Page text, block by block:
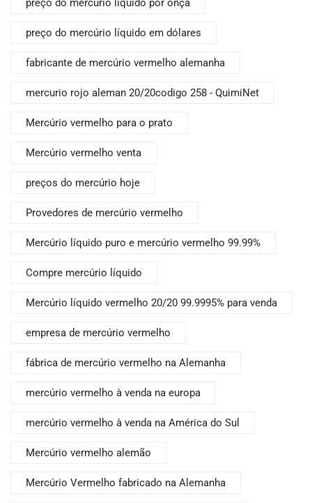
preço do mercúrio líquido por onça
preço do mercúrio líquido em dólares
fabricante de mercúrio vermelho alemanha
mercurio rojo aleman 20/20codigo 258 - QuimiNet
Mercúrio vermelho para o prato
Mercúrio vermelho venta
preços do mercúrio hoje
Provedores de mercúrio vermelho
Mercúrio líquido puro e mercúrio vermelho 99.99%
Compre mercúrio líquido
Mercúrio líquido vermelho 20/20 99.9995% para venda
empresa de mercúrio vermelho
fábrica de mercúrio vermelho na Alemanha
mercúrio vermelho à venda na europa
mercúrio vermelho à venda na América do Sul
Mercúrio vermelho alemão
Mercúrio Vermelho fabricado na Alemanha